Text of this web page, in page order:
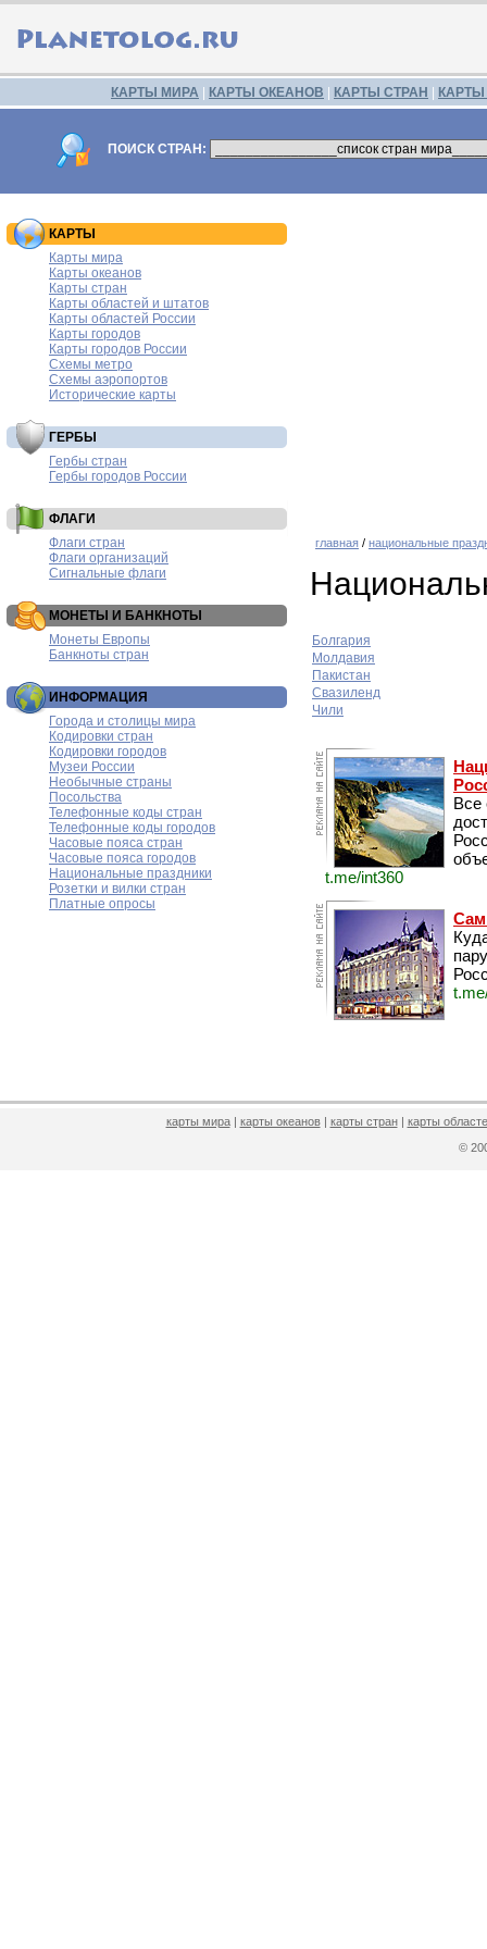
КАРТЫ МИРА КАРТЫ ОКЕАНОВ КАРТЫ СТРАН
ПОИСК СТРАН:
КАРТЫ
Карты мира
Карты океанов
Карты стран
Карты областей и штатов
Карты областей России
Карты городов
Карты городов России
Схемы метро
Схемы аэропортов
Исторические карты
ГЕРБЫ
Гербы стран
Гербы городов России
ФЛАГИ
Флаги стран
Флаги организаций
Сигнальные флаги
МОНЕТЫ И БАНКНОТЫ
Монеты Европы
Банкноты стран
ИНФОРМАЦИЯ
Города и столицы мира
Кодировки стран
Кодировки городов
Музеи России
Необычные страны
Посольства
Телефонные коды стран
Телефонные коды городов
Часовые пояса стран
Часовые пояса городов
Национальные праздники
Розетки и вилки стран
Платные опросы
главная / национальные
Болгария
Молдавия
Пакистан
Свазиленд
Чили
Все
t.me/int360
карты мира| карты океанов| карты стран| карты
©